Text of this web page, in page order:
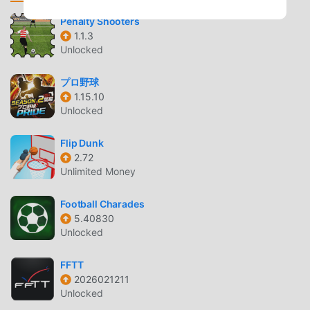
to be the best!
BOXING HEROS INTRODUZIONE
Boxing Heros Essendo un gioco sports molto popolare di
recente, ha guadagnato molti fan in tutto il mondo che
amano i giochi sports. Se vuoi scaricare questo gioco,
mod apk al mondo, moddroid è la tua scelta migliore.
moddroid non solo ti fornisce l'ultima versione di Boxing
Heros 10.6gratuitamente, ma fornisce anche Freemod
gratuitamente, aiutandoti a salvare l'attività meccanica
ripetitiva nel gioco, così puoi concentrarti sul godere della
gioia portata dal gioco stesso. moddroid promette che
qualsiasi mod di Boxing Heros non addebiterà alcuna
commissione ai giocatori ed è sicura al 100%, disponibile e
gratuita da installare. Basta scaricare il client moddroid,
puoi scaricare e installare Boxing Heros 10.6 con un clic.
Penalty Shooters
1.1.3
Unlocked
プロ野球
1.15.10
Unlocked
Flip Dunk
2.72
Unlimited Money
Football Charades
5.40830
Unlocked
FFTT
2026021211
Unlocked